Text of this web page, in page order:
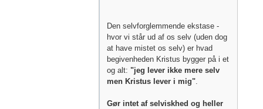
Den selvforglemmende ekstase -
hvor vi står ud af os selv (uden dog
at have mistet os selv) er hvad
begivenheden Kristus bygger på i et
og alt: "jeg lever ikke mere selv
men Kristus lever i mig".
Gør intet af selviskhed og heller